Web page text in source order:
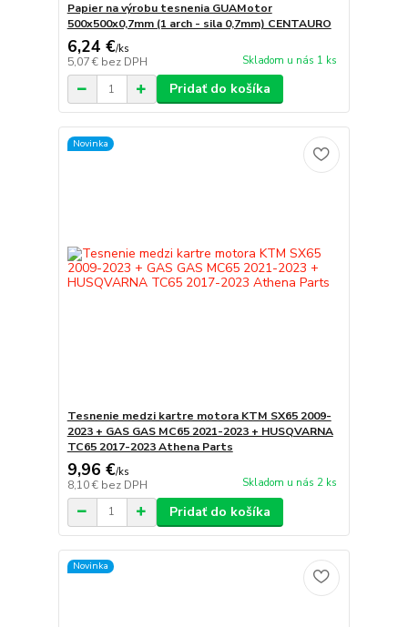
Papier na výrobu tesnenia GUAMotor
500x500x0,7mm (1 arch - sila 0,7mm) CENTAURO
6,24 €/ks
5,07 € bez DPH Skladom u nás 1 ks
Pridať do košíka
Novinka
Tesnenie medzi kartre motora KTM SX65 2009-
2023 + GAS GAS MC65 2021-2023 + HUSQVARNA
TC65 2017-2023 Athena Parts
9,96 €/ks
8,10 € bez DPH Skladom u nás 2 ks
Pridať do košíka
Novinka